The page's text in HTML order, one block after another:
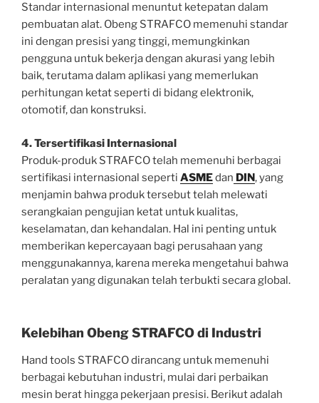
Standar internasional menuntut ketepatan dalam
pembuatan alat. Obeng STRAFCO memenuhi standar
ini dengan presisi yang tinggi, memungkinkan
pengguna untuk bekerja dengan akurasi yang lebih
baik, terutama dalam aplikasi yang memerlukan
perhitungan ketat seperti di bidang elektronik,
otomotif, dan konstruksi.
4. Tersertifikasi Internasional
Produk-produk STRAFCO telah memenuhi berbagai
sertifikasi internasional seperti ASMEdan DIN, yang
menjamin bahwa produk tersebut telah melewati
serangkaian pengujian ketat untuk kualitas,
keselamatan, dan kehandalan. Hal ini penting untuk
memberikan kepercayaan bagi perusahaan yang
menggunakannya, karena mereka mengetahui bahwa
peralatan yang digunakan telah terbukti secara global.
Kelebihan Obeng STRAFCO di Industri
Hand tools STRAFCO dirancang untuk memenuhi
berbagai kebutuhan industri, mulai dari perbaikan
mesin berat hingga pekerjaan presisi. Berikut adalah